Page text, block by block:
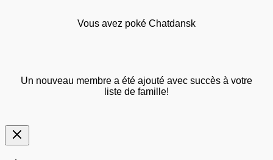
Vous avez poké Chatdansk
Un nouveau membre a été ajouté avec succès à votre
liste de famille!